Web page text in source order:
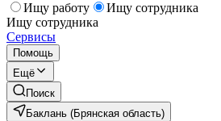
Ищу работу
Ищу сотрудника
Ищу сотрудника
Сервисы
Помощь
Ещё
Поиск
Баклань (Брянская область)